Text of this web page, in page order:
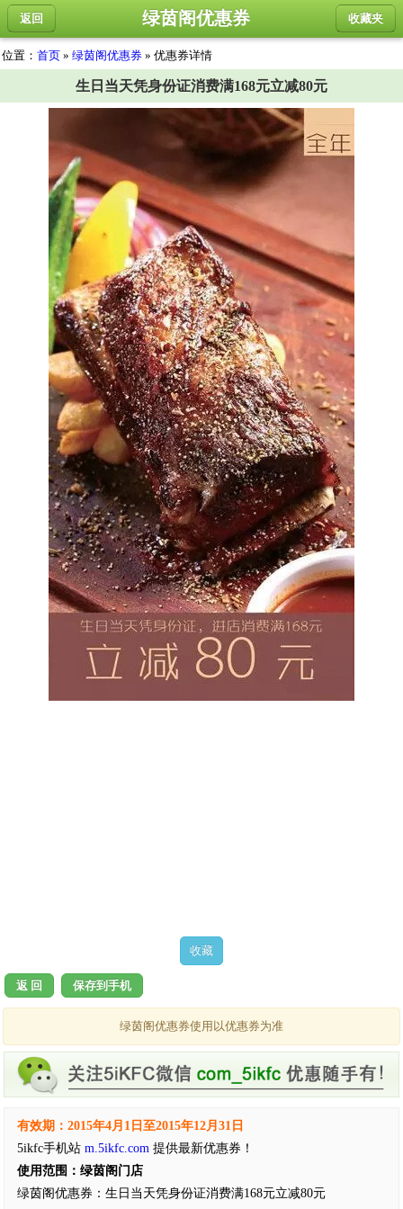
返回 收藏夹
绿茵阁优惠券
位置： 首页 » 绿茵阁优惠券 » 优惠券详情
生日当天凭身份证消费满168元立减80元
返 回 保存到手机
绿茵阁优惠券使用以优惠券为准
有效期：2015年4月1日至2015年12月31日
5ikfc手机站 m.5ikfc.com 提供最新优惠券！
使用范围：绿茵阁门店
绿茵阁优惠券：生日当天凭身份证消费满168元立减80元